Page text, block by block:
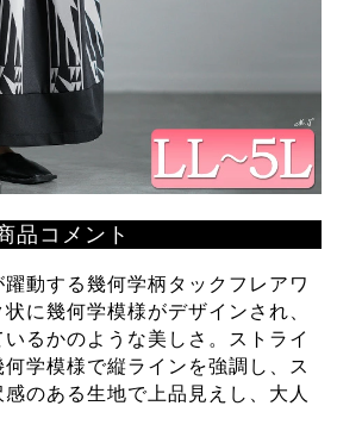
品コメント
動する幾何学柄タックフレアワ
に幾何学模様がデザインされ、
るかのような美しさ。ストライ
学模様で縦ラインを強調し、ス
のある生地で上品見えし、大人